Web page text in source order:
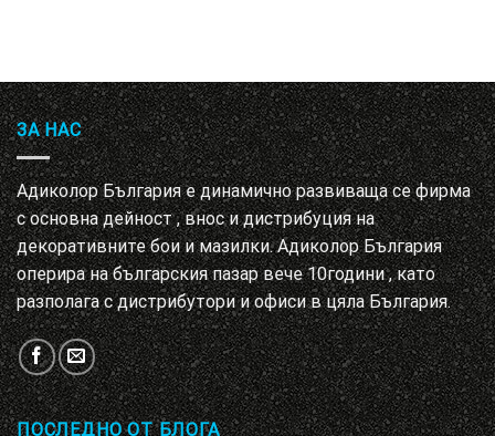
ЗА НАС
Адиколор България е динамично развиваща се фирма
с основна дейност , внос и дистрибуция на
декоративните бои и мазилки. Адиколор България
оперира на българския пазар вече 10години , като
разполага с дистрибутори и офиси в цяла България.
ПОСЛЕДНО ОТ БЛОГА